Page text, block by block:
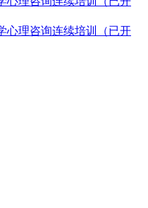
心理咨询连续培训（已开